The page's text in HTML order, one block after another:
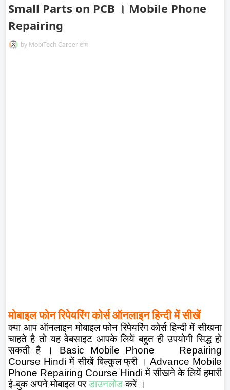
Small Parts on PCB । Mobile Phone
Repairing
by MobiTech Career टीम
मोबाइल फोन रिपेयरिंग कोर्स ऑनलाइन हिन्दी में सीखें
क्या आप ऑनलाइन मोबाइल फोन रिपेयरिंग कोर्स हिन्दी में सीखना
चाहते है तो यह वेबसाइट आपके लियें बहुत ही उपयोगी सिद्ध हो
सकती है ।
Basic Mobile Phone
Repairing
Course Hindi में सीखें बिल्कुल फ्री । Advance Mobile
Phone Repairing Course Hindi में सीखने के लियें हमारी
ई-बुक अपने मोबाइल परडाउनलोडकरें ।